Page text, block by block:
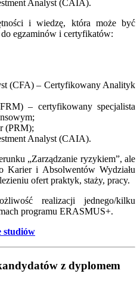
Analyst (CAIA).
i wiedzę, która może być
egzaminów i certyfikatów:
(CFA) – Certyfikowany Analityk
– certyfikowany specjalista
(PRM);
Analyst (CAIA).
„Zarządzanie ryzykiem”, ale
Karier i Absolwentów Wydziału
ofert praktyk, staży, pracy.
realizacji jednego/kilku
programu ERASMUS+.
studiów
z dyplomem